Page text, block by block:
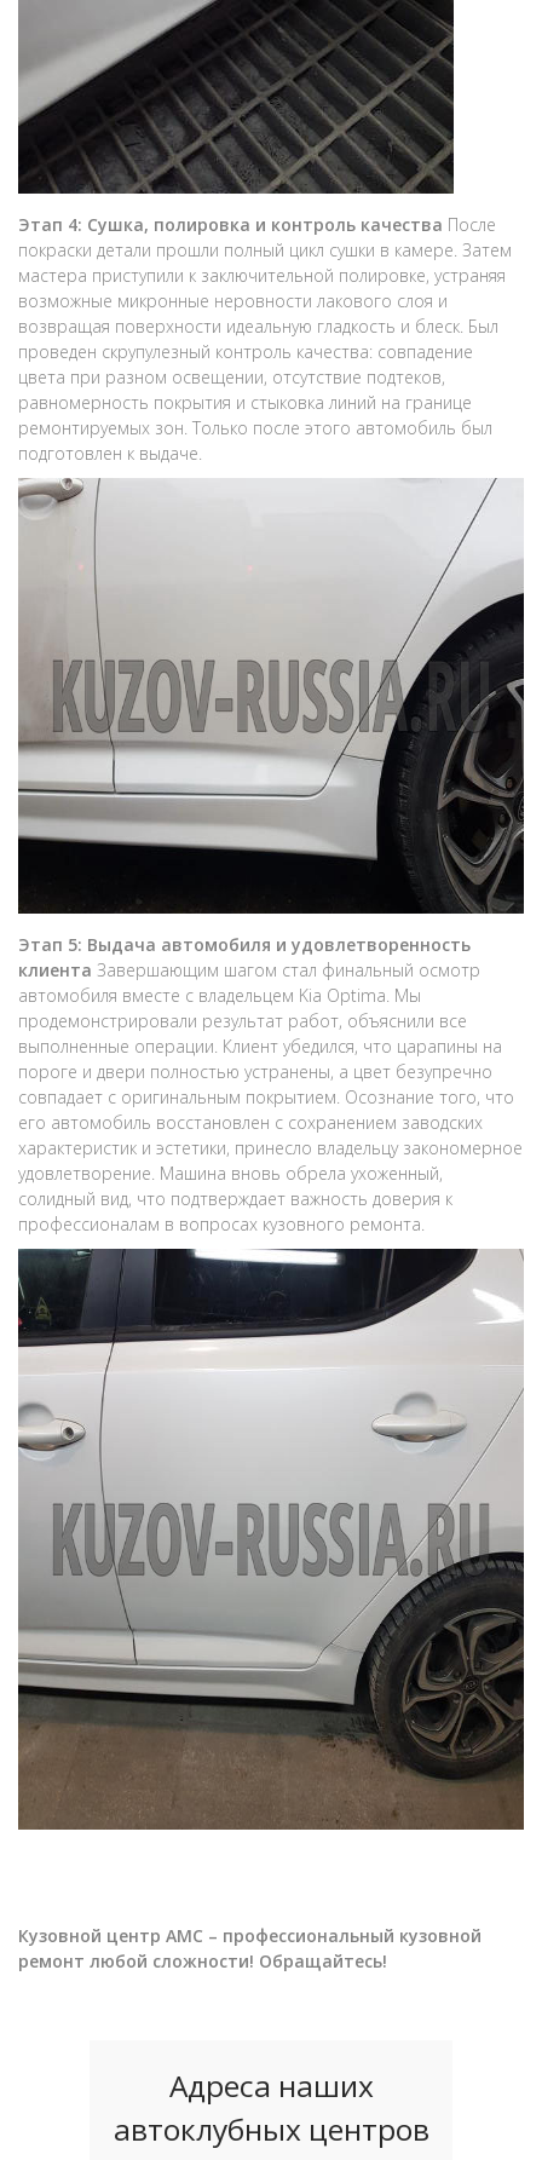
Этап 4: Сушка, полировка и контроль качества После
покраски детали прошли полный цикл сушки в камере. Затем
мастера приступили к заключительной полировке, устраняя
возможные микронные неровности лакового слоя и
возвращая поверхности идеальную гладкость и блеск. Был
проведен скрупулезный контроль качества: совпадение
цвета при разном освещении, отсутствие подтеков,
равномерность покрытия и стыковка линий на границе
ремонтируемых зон. Только после этого автомобиль был
подготовлен к выдаче.
Этап 5: Выдача автомобиля и удовлетворенность
клиента Завершающим шагом стал финальный осмотр
автомобиля вместе с владельцем Kia Optima. Мы
продемонстрировали результат работ, объяснили все
выполненные операции. Клиент убедился, что царапины на
пороге и двери полностью устранены, а цвет безупречно
совпадает с оригинальным покрытием. Осознание того, что
его автомобиль восстановлен с сохранением заводских
характеристик и эстетики, принесло владельцу закономерное
удовлетворение. Машина вновь обрела ухоженный,
солидный вид, что подтверждает важность доверия к
профессионалам в вопросах кузовного ремонта.
Кузовной центр АМС – профессиональный кузовной
ремонт любой сложности! Обращайтесь!
Адреса наших
автоклубных центров